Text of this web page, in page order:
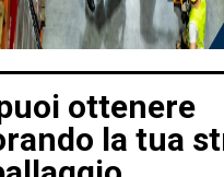
ottenere
la tua